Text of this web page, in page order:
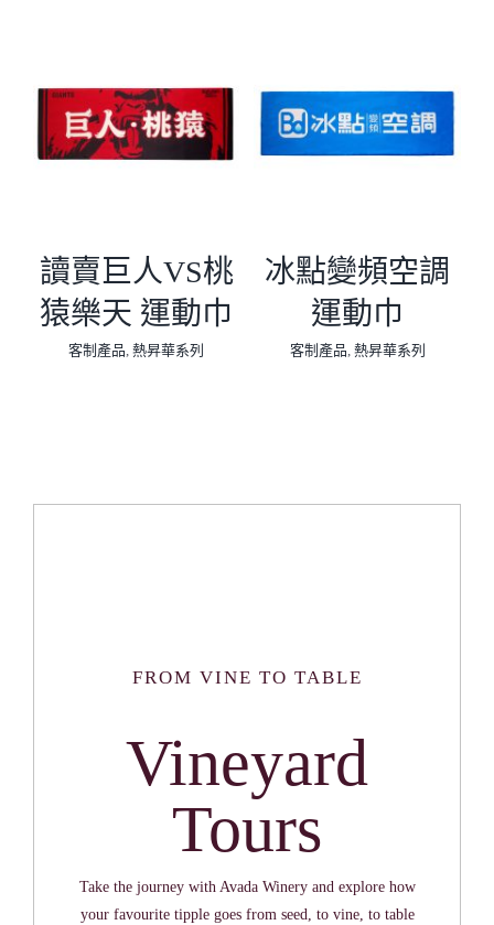
讀賣巨人VS桃
猿樂天 運動巾
客制產品 ,熱昇華系列
冰點變頻空調
運動巾
客制產品 熱昇華系列
FROM VINE TO TABLE
Vineyard
Tours
Take the journey with Avada Winery and explore how
your favourite tipple goes from seed, to vine, to table